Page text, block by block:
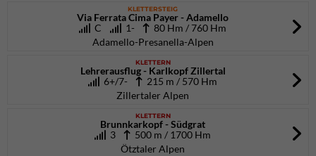
KLETTERSTEIG
Via Ferrata Cima Payer - Adamello
C
1-
80 Hm / 760 Hm
Adamello-Presanella-Alpen
KLETTERN
Lehrerausflug - Karlkopf Zillertal
6+/7-
215 m / 570 Hm
Zillertaler Alpen
KLETTERN
Brunnkarkopf - Südgrat
3
500 m / 1700 Hm
Ötztaler Alpen